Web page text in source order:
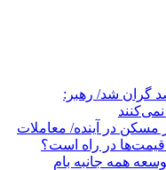
ساختمانی ۱۰۰ درصد گران شد/ رهبر:
مسکن در آینده/ معاملات
در راه است؟
همه جانبه بام